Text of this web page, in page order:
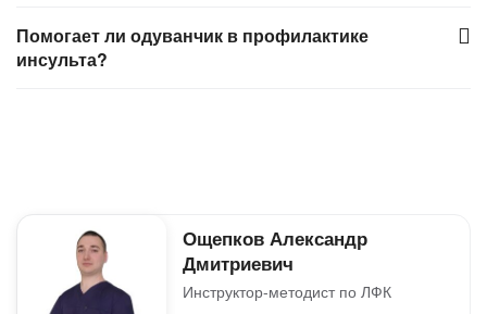
Помогает ли одуванчик в профилактике
инсульта?
Ощепков Александр
Дмитриевич
Инструктор-методист по ЛФК